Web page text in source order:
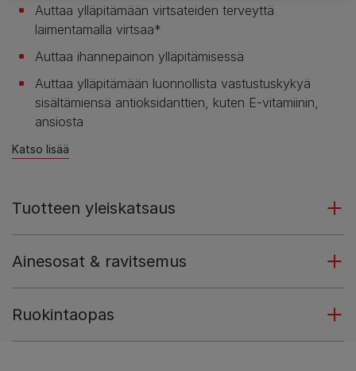
Auttaa ylläpitämään virtsateiden terveyttä
laimentamalla virtsaa*
Auttaa ihannepainon ylläpitämisessä
Auttaa ylläpitämään luonnollista vastustuskykyä
sisältämiensä antioksidanttien, kuten E-vitamiinin,
ansiosta
Katso lisää
Tuotteen yleiskatsaus
Ainesosat & ravitsemus
Ruokintaopas